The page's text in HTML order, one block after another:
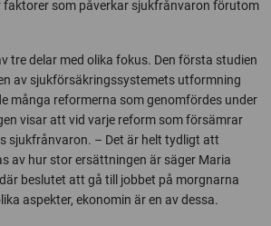
som påverkar sjukfrånvaron förutom
tre delar med olika fokus. Den första studien
av sjukförsäkringssystemets utformning
många reformerna som genomfördes under
visar att vid varje reform som försämrar
sjukfrånvaron. – Det är helt tydligt att
av hur stor ersättningen är säger Maria
beslutet att gå till jobbet på morgnarna
aspekter, ekonomin är en av dessa.